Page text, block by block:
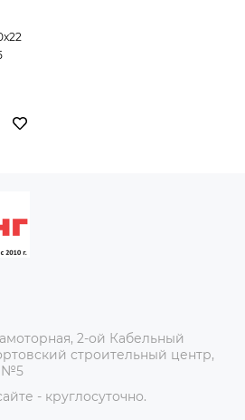
2-ой Кабельный
строительный центр,
№5
- круглосуточно.